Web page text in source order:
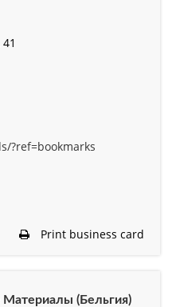
?ref=bookmarks
Print business card
(Бельгия)